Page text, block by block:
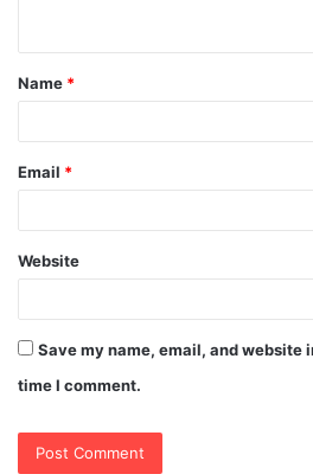
t
*
Name *
Email *
Website
Save my name, email, and website
time I comment.